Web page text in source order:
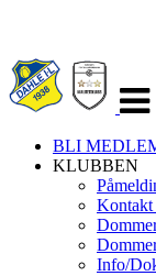
BLI
KLUBBEN
Kontakt
Info/